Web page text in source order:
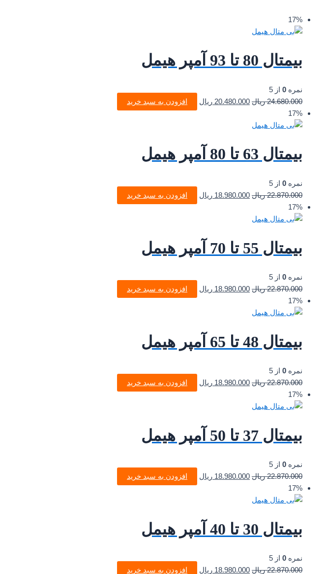
17%
بیمتال 80 تا 93 آمپر هیمل
نمره 0 از 5
24.680.000 ریال 20.480.000 ریال افزودن به سبد خرید
17%
بیمتال 63 تا 80 آمپر هیمل
نمره 0 از 5
22.870.000 ریال 18.980.000 ریال افزودن به سبد خرید
17%
بیمتال 55 تا 70 آمپر هیمل
نمره 0 از 5
22.870.000 ریال 18.980.000 ریال افزودن به سبد خرید
17%
بیمتال 48 تا 65 آمپر هیمل
نمره 0 از 5
22.870.000 ریال 18.980.000 ریال افزودن به سبد خرید
17%
بیمتال 37 تا 50 آمپر هیمل
نمره 0 از 5
22.870.000 ریال 18.980.000 ریال افزودن به سبد خرید
17%
بیمتال 30 تا 40 آمپر هیمل
نمره 0 از 5
22.870.000 ریال 18.980.000 ریال افزودن به سبد خرید